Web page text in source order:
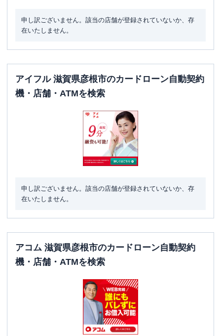
申し訳ございません。該当の店舗が登録されていないか、存
在いたしません。
アイフル 滋賀県彦根市のカードローン自動契約
機・店舗・ATMを検索
申し訳ございません。該当の店舗が登録されていないか、存
在いたしません。
アコム 滋賀県彦根市のカードローン自動契約
機・店舗・ATMを検索